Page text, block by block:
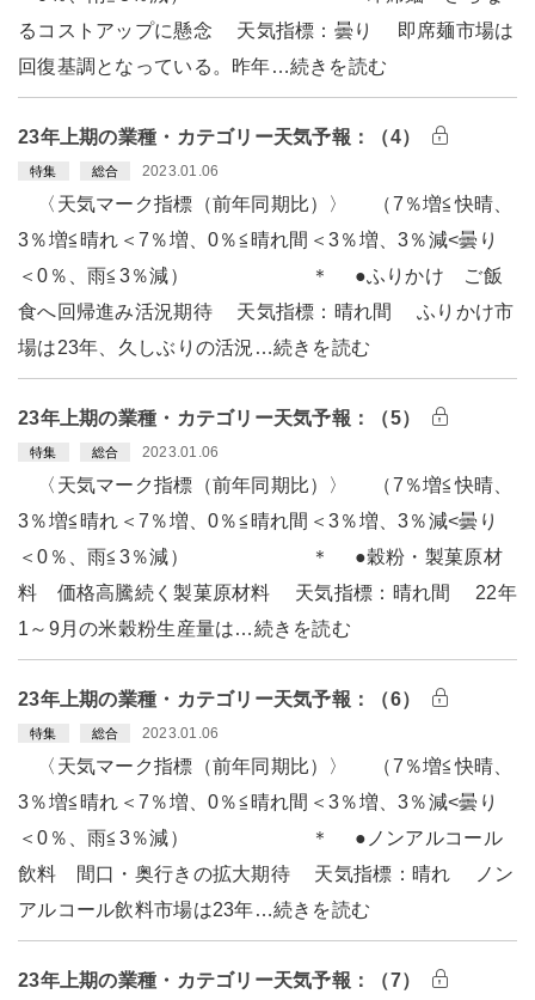
るコストアップに懸念 天気指標：曇り 即席麺市場は
回復基調となっている。昨年…続きを読む
23年上期の業種・カテゴリー天気予報：（4）
特集 総合 2023.01.06
〈天気マーク指標（前年同期比）〉 （7％増≦快晴、
3％増≦晴れ＜7％増、0％≦晴れ間＜3％増、3％減<曇り
＜0％、雨≦3％減） ＊ ●ふりかけ ご飯
食へ回帰進み活況期待 天気指標：晴れ間 ふりかけ市
場は23年、久しぶりの活況…続きを読む
23年上期の業種・カテゴリー天気予報：（5）
特集 総合 2023.01.06
〈天気マーク指標（前年同期比）〉 （7％増≦快晴、
3％増≦晴れ＜7％増、0％≦晴れ間＜3％増、3％減<曇り
＜0％、雨≦3％減） ＊ ●穀粉・製菓原材
料 価格高騰続く製菓原材料 天気指標：晴れ間 22年
1～9月の米穀粉生産量は…続きを読む
23年上期の業種・カテゴリー天気予報：（6）
特集 総合 2023.01.06
〈天気マーク指標（前年同期比）〉 （7％増≦快晴、
3％増≦晴れ＜7％増、0％≦晴れ間＜3％増、3％減<曇り
＜0％、雨≦3％減） ＊ ●ノンアルコール
飲料 間口・奥行きの拡大期待 天気指標：晴れ ノン
アルコール飲料市場は23年…続きを読む
23年上期の業種・カテゴリー天気予報：（7）